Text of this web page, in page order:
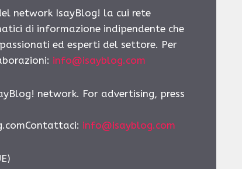
network IsayBlog! la cui rete
di informazione indipendente che
ed esperti del settore. Per
info@isayblog.com
network. For advertising, press
info@isayblog.com